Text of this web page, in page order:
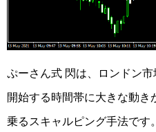
ぷーさん式 閃は、ロンドン
開始する時間帯に大きな動き
乗るスキャルピング手法です。